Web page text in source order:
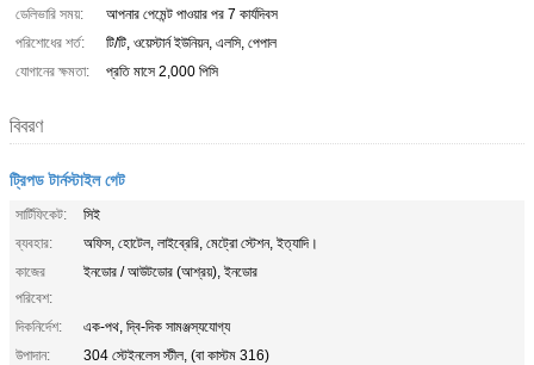
ডেলিভারি সময়:
আপনার পেমেন্ট পাওয়ার পর 7 কার্যদিবস
পরিশোধের শর্ত:
টি/টি, ওয়েস্টার্ন ইউনিয়ন, এলসি, পেপাল
যোগানের ক্ষমতা:
প্রতি মাসে 2,000 পিসি
বিবরণ
ট্রিপড টার্নস্টাইল গেট
সার্টিফিকেট:
সিই
ব্যবহার:
অফিস, হোটেল, লাইব্রেরি, মেট্রো স্টেশন, ইত্যাদি।
কাজের
পরিবেশ:
ইনডোর / আউটডোর (আশ্রয়), ইনডোর
দিকনির্দেশ:
এক-পথ, দ্বি-দিক সামঞ্জস্যযোগ্য
উপাদান:
304 স্টেইনলেস স্টীল, (বা কাস্টম 316)